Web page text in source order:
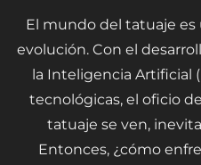
El mundo del tatuaje
evolución. Con el
la Inteligencia Artificial
tecnológicas, el oficio
tatuaje se ven,
Entonces, ¿cómo